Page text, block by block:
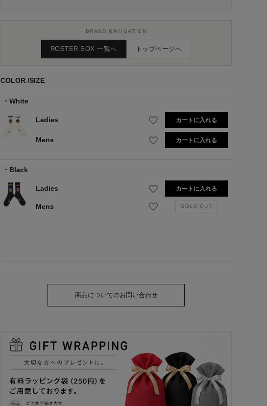
BRAND NAVIGATION
ROSTER SOX 一覧へ トップページへ
COLOR SIZE
White
Ladies カートに入れる
Mens カートに入れる
Black
Ladies カートに入れる
Mens
商品についてのお問い合わせ